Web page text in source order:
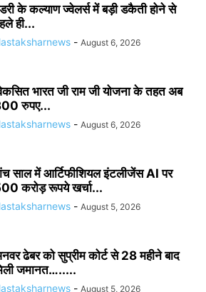
के कल्याण ज्वेलर्स में बड़ी डकैती होने से
ही...
- August 6, 2026
भारत जी राम जी योजना के तहत अब
रुपए...
- August 6, 2026
साल में आर्टिफीशियल इंटलीजेंस AI पर
करोड़ रूपये खर्चा...
- August 5, 2026
ढेबर को सुप्रीम कोर्ट से 28 महीने बाद
जमानत….....
- August 5, 2026